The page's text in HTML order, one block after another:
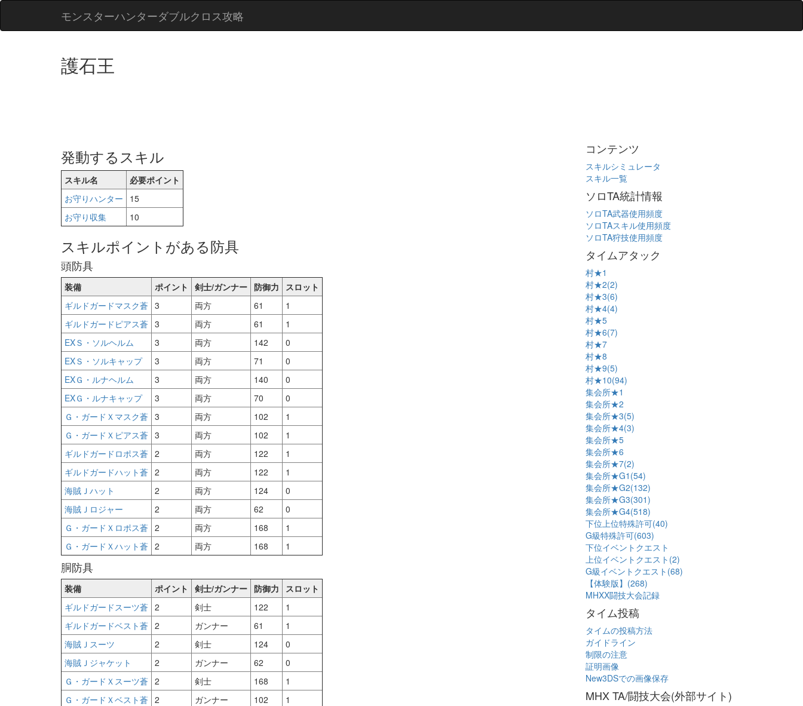
モンスターハンターダブルクロス攻略
護石王
発動するスキル
スキル名
必要ポイント
お守りハンター
15
お守り収集
10
スキルポイントがある防具
頭防具
装備 ポイント 剣士/ガンナー 防御力
スロット
ギルドガードマスク蒼 3 両方 61
1
ギルドガードピアス蒼 3 両方 61
1
EXＳ・ソルヘルム
3 両方 142
0
EXＳ・ソルキャップ
3 両方 71
0
EXＧ・ルナヘルム
3 両方 140
0
EXＧ・ルナキャップ
3 両方 70
0
Ｇ・ガードＸマスク蒼 3 両方 102
1
Ｇ・ガードＸピアス蒼 3 両方 102
1
ギルドガードロポス蒼 2 両方 122
1
ギルドガードハット蒼 2 両方 122
1
海賊Ｊハット
2 両方 124
0
海賊Ｊロジャー
2 両方 62
0
Ｇ・ガードＸロポス蒼 2 両方 168
1
Ｇ・ガードＸハット蒼 2 両方 168 1
胴防具
装備 ポイント 剣士/ガンナー 防御力
スロット
ギルドガードスーツ蒼 2 剣士 122
1
ギルドガードベスト蒼 2 ガンナー 61
1
海賊Ｊスーツ
2 剣士 124
0
海賊Ｊジャケット
2 ガンナー 62
0
Ｇ・ガードＸスーツ蒼 2 剣士 168
1
Ｇ・ガードＸベスト蒼 2 ガンナー 102
1
コンテンツ
スキルシミュレータ
スキル一覧
ソロTA統計情報
ソロTA武器使用頻度
ソロTAスキル使用頻度
ソロTA狩技使用頻度
タイムアタック
村★1
村★2(2)
村★3(6)
村★4(4)
村★5
村★6(7)
村★7
村★8
村★9(5)
村★10(94)
集会所★1
集会所★2
集会所★3(5)
集会所★4(3)
集会所★5
集会所★6
集会所★7(2)
集会所★G1(54)
集会所★G2(132)
集会所★G3(301)
集会所★G4(518)
下位上位特殊許可(40)
G級特殊許可(603)
下位イベントクエスト
上位イベントクエスト(2)
G級イベントクエスト(68)
【体験版】(268)
MHXX闘技大会記録
タイム投稿
タイムの投稿方法
ガイドライン
制限の注意
証明画像
New3DSでの画像保存
MHX TA/闘技大会(外部サイト)